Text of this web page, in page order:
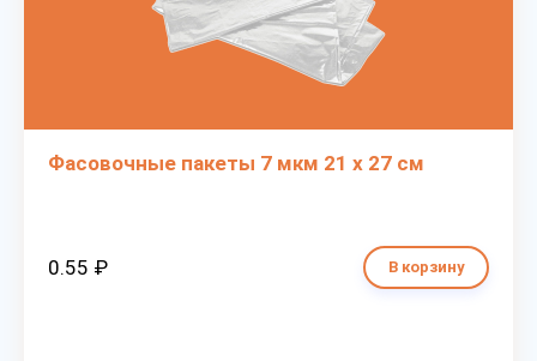
Фасовочные пакеты 7 мкм 21 х 27 см
0.55 ₽ В корзину